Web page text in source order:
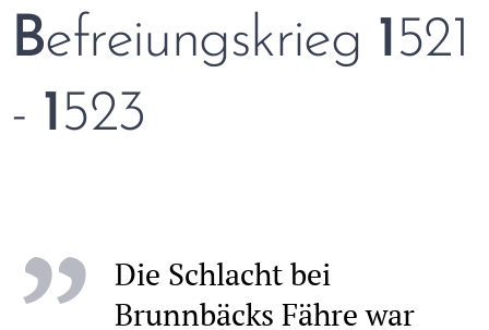
Befreiungskrieg 1521
- 1523
Die Schlacht bei
Brunnbäcks Fähre war